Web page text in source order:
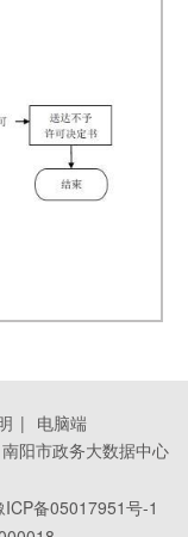
| 电脑端
南阳市政务大数据中心
ICP备05017951号-1